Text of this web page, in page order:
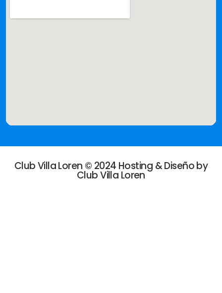
Club Villa Loren © 2024 Hosting & Diseño by
Club Villa Loren